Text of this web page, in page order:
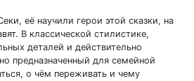
её научили герои этой сказки, на
В классической стилистике,
деталей и действительно
предназначенный для семейной
о чём переживать и чему